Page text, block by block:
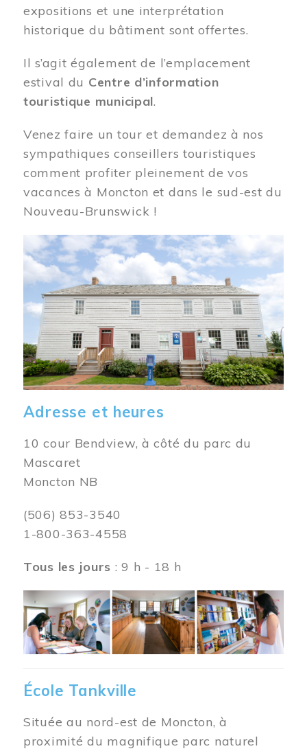
expositions et une interprétation
historique du bâtiment sont offertes.
Il s’agit également de l’emplacement
estival du Centre d’information
touristique municipal.
Venez faire un tour et demandez à nos
sympathiques conseillers touristiques
comment profiter pleinement de vos
vacances à Moncton et dans le sud-est du
Nouveau-Brunswick !
Image
Adresse et heures
10 cour Bendview, à côté du parc du
Mascaret
Moncton NB
(506) 853-3540
1-800-363-4558
Tous les jours : 9 h - 18 h
Image
École Tankville
Située au nord-est de Moncton, à
proximité du magnifique parc naturel